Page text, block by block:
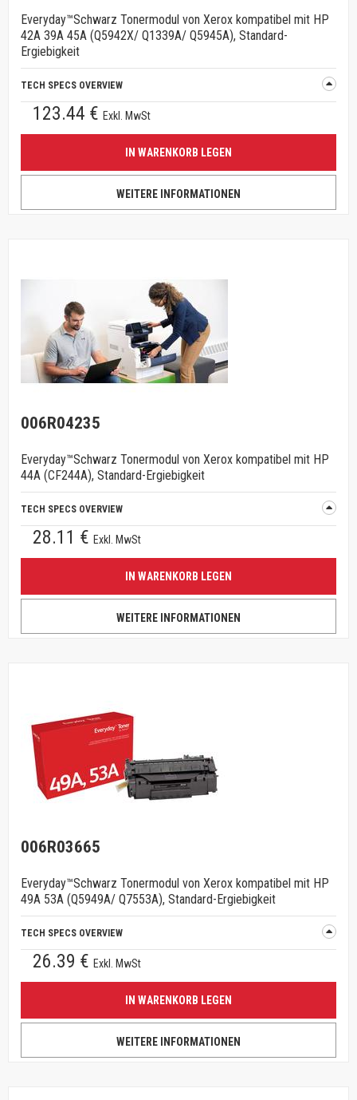
Everyday™Schwarz Tonermodul von Xerox kompatibel mit HP
42A 39A 45A (Q5942X/ Q1339A/ Q5945A), Standard-
Ergiebigkeit
TECH SPECS OVERVIEW
123.44 € Exkl. MwSt
IN WARENKORB LEGEN
WEITERE INFORMATIONEN
006R04235
Everyday™Schwarz Tonermodul von Xerox kompatibel mit HP
44A (CF244A), Standard-Ergiebigkeit
TECH SPECS OVERVIEW
28.11 € Exkl. MwSt
IN WARENKORB LEGEN
WEITERE INFORMATIONEN
006R03665
Everyday™Schwarz Tonermodul von Xerox kompatibel mit HP
49A 53A (Q5949A/ Q7553A), Standard-Ergiebigkeit
TECH SPECS OVERVIEW
26.39 € Exkl. MwSt
IN WARENKORB LEGEN
WEITERE INFORMATIONEN